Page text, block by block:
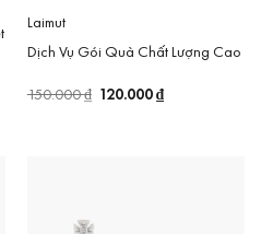
Laimut
Dịch Vụ Gói Quà Chất Lượng Cao
150.000₫ Giá
120.000₫